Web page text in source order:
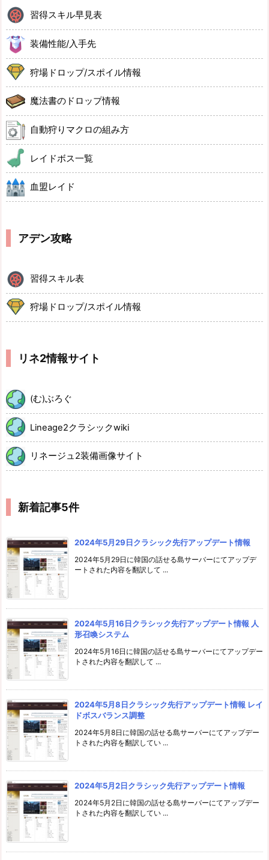
習得スキル早見表
装備性能/入手先
狩場ドロップ/スポイル情報
魔法書のドロップ情報
自動狩りマクロの組み方
レイドボス一覧
血盟レイド
アデン攻略
習得スキル表
狩場ドロップ/スポイル情報
リネ2情報サイト
(む)ぶろぐ
Lineage2クラシックwiki
リネージュ2装備画像サイト
新着記事5件
2024年5月29日クラシック先行アップデート情報
2024年5月29日に韓国の話せる島サーバーにてアップデ
ートされた内容を翻訳して ...
2024年5月16日クラシック先行アップデート情報 人
形召喚システム
2024年5月16日に韓国の話せる島サーバーにてアップデー
トされた内容を翻訳して ...
2024年5月8日クラシック先行アップデート情報 レイ
ドボスバランス調整
2024年5月8日に韓国の話せる島サーバーにてアップデー
トされた内容を翻訳してい ...
2024年5月2日クラシック先行アップデート情報
2024年5月2日に韓国の話せる島サーバーにてアップデー
トされた内容を翻訳してい ...